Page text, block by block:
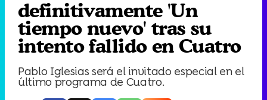
definitivamente 'Un
tiempo nuevo' tras su
intento fallido en Cuatro
Pablo Iglesias será el invitado especial en el
último programa de Cuatro.